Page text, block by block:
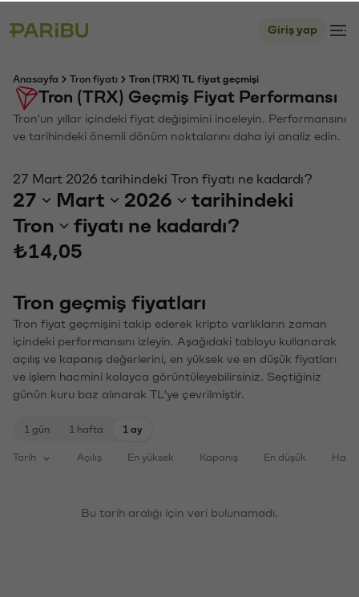
Giriş yap
Anasayfa Tron fiyatı Tron (TRX) TL fiyat geçmişi
Tron (TRX) Geçmiş Fiyat Performansı
Tron'un yıllar içindeki fiyat değişimini inceleyin. Performansını
ve tarihindeki önemli dönüm noktalarını daha iyi analiz edin.
27 Mart 2026 tarihindeki Tron fiyatı ne kadardı?
27 Mart 2026
tarihindeki
Tron
fiyatı ne kadardı?
₺14,05
Tron geçmiş fiyatları
Tron fiyat geçmişini takip ederek kripto varlıkların zaman
içindeki performansını izleyin. Aşağıdaki tabloyu kullanarak
açılış ve kapanış değerlerini, en yüksek ve en düşük fiyatları
ve işlem hacmini kolayca görüntüleyebilirsiniz. Seçtiğiniz
günün kuru baz alınarak TL'ye çevrilmiştir.
1 gün 1 hafta 1 ay
Tarih Açılış En yüksek Kapanış En düşük
Bu tarih aralığı için veri bulunamadı.